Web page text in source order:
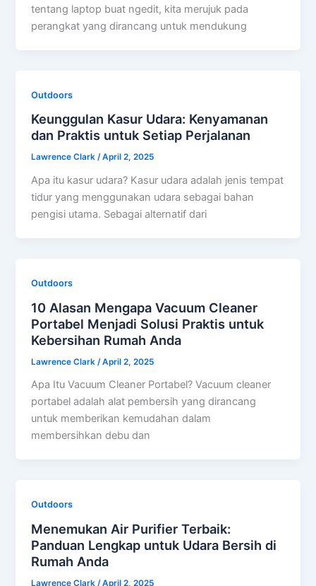
tentang laptop buat ngedit, kita merujuk pada
perangkat yang dirancang untuk mendukung
Outdoors
Keunggulan Kasur Udara: Kenyamanan
dan Praktis untuk Setiap Perjalanan
Lawrence Clark/April 2, 2025
Apa itu kasur udara? Kasur udara adalah jenis tempat
tidur yang menggunakan udara sebagai bahan
pengisi utama. Sebagai alternatif dari
Outdoors
10 Alasan Mengapa Vacuum Cleaner
Portabel Menjadi Solusi Praktis untuk
Kebersihan Rumah Anda
Lawrence Clark /April 2, 2025
Apa Itu Vacuum Cleaner Portabel? Vacuum cleaner
portabel adalah alat pembersih yang dirancang
untuk memberikan kemudahan dalam
membersihkan debu dan
Outdoors
Menemukan Air Purifier Terbaik:
Panduan Lengkap untuk Udara Bersih di
Rumah Anda
Lawrence Clark/April 2, 2025